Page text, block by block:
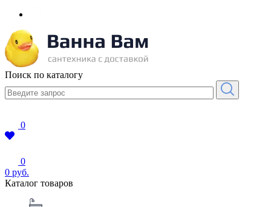
Поиск по каталогу
0
0
0 руб.
Каталог товаров